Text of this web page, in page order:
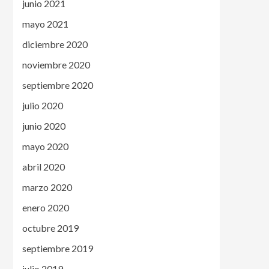
junio 2021
mayo 2021
diciembre 2020
noviembre 2020
septiembre 2020
julio 2020
junio 2020
mayo 2020
abril 2020
marzo 2020
enero 2020
octubre 2019
septiembre 2019